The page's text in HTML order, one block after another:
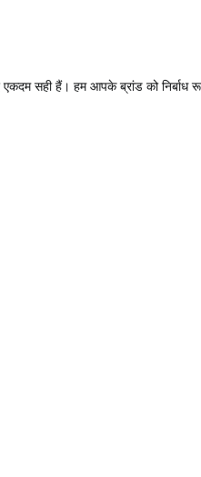
सही हैं। हम आपके ब्रांड को निर्बाध